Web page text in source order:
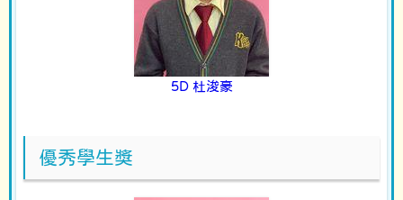
5D 杜浚豪
優秀學生獎